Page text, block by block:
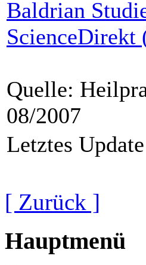
Baldrian
ScienceDirekt
Quelle:
08/2007
Letztes
[ Zurück ]
Hauptmenü